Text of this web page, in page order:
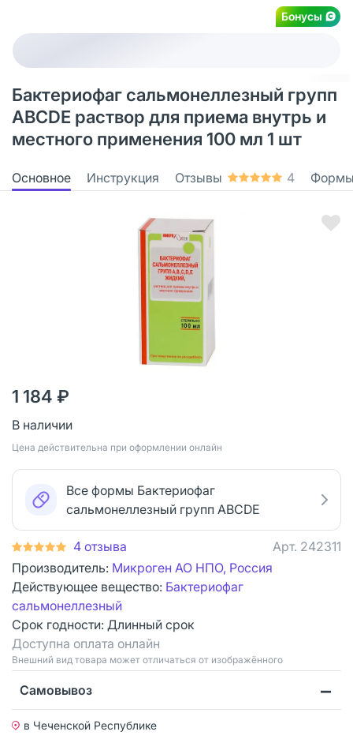
Бонусы
Бактериофаг сальмонеллезный групп
ABCDE раствор для приема внутрь и
местного применения 100 мл 1 шт
Основное Инструкция Отзывы 4
1 184 ₽
В наличии
Цена действительна при оформлении онлайн
Все формы Бактериофаг
сальмонеллезный групп ABCDE
4 отзыва Арт. 242311
Производитель: Микроген АО НПО, Россия
Действующее вещество: Бактериофаг
сальмонеллезный
Срок годности: Длинный срок
Доступна оплата онлайн
Bнешний вид товара может отличаться от изображённого
Самовывоз
в Чеченской Республике